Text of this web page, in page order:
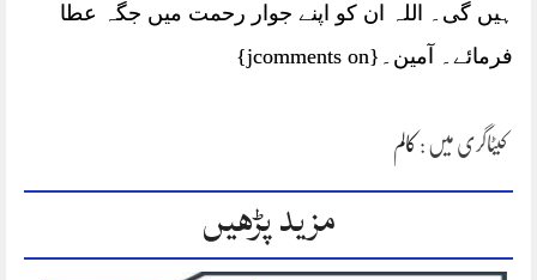
ہیں گی۔ اللہ ان کو اپنے جوار رحمت میں جگہ عطا
فرمائے۔ آمین۔{jcomments on}
کیٹاگری میں : کالم
مزید پڑھیں